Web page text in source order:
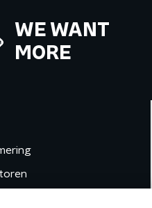
WE WANT
MORE